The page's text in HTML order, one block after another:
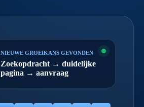
NIEUWE GROEIKANS GEVONDEN
Zoekopdracht → duidelijke
pagina → aanvraag